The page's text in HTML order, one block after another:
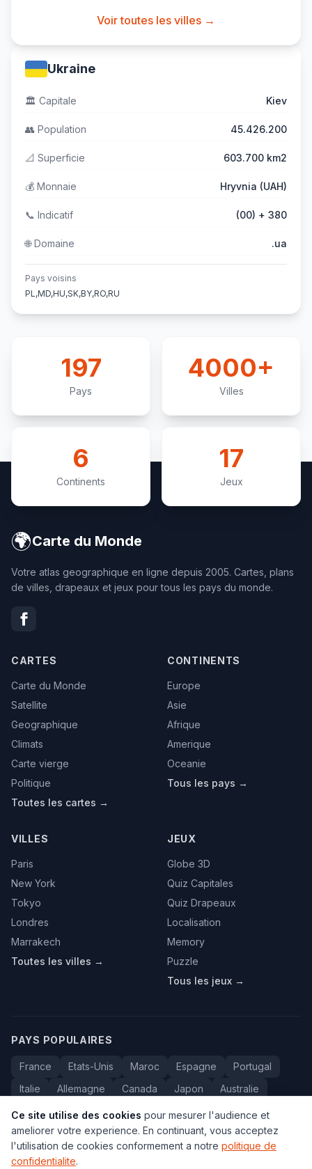
Voir toutes les villes →
Ukraine
🏛️ Capitale Kiev
👥 Population 45.426.200
📐 Superficie 603.700 km2
💰 Monnaie Hryvnia (UAH)
📞 Indicatif (00) + 380
🌐Domaine .ua
Pays voisins
PL,MD,HU,SK,BY,RO,RU
197
Pays
4000+
Villes
6
Continents
17
Jeux
🌍Carte du Monde
Votre atlas geographique en ligne depuis 2005. Cartes, plans
de villes, drapeaux et jeux pour tous les pays du monde.
CARTES
Carte du Monde
Satellite
Geographique
Climats
Carte vierge
Politique
Toutes les cartes →
CONTINENTS
Europe
Asie
Afrique
Amerique
Oceanie
Tous les pays →
VILLES
Paris
New York
Tokyo
Londres
Marrakech
Toutes les villes →
JEUX
Globe 3D
Quiz Capitales
Quiz Drapeaux
Localisation
Memory
Puzzle
Tous les jeux →
PAYS POPULAIRES
France Etats-Unis Maroc Espagne
Portugal
Italie
Allemagne Canada Japon
Australie
Bresil
Algerie Tunisie Belgique Drapeaux
© 2005-2026 Carte du Monde. Tous droits reserves.
Ce site utilise des cookies pour mesurer l'audience et
ameliorer votre experience. En continuant, vous acceptez
l'utilisation de cookies conformement a notre politique de
confidentialite.